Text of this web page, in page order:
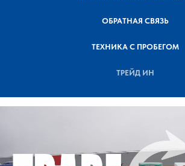
ОБРАТНАЯ СВЯЗЬ
ТЕХНИКА С ПРОБЕГОМ
ТРЕЙД ИН